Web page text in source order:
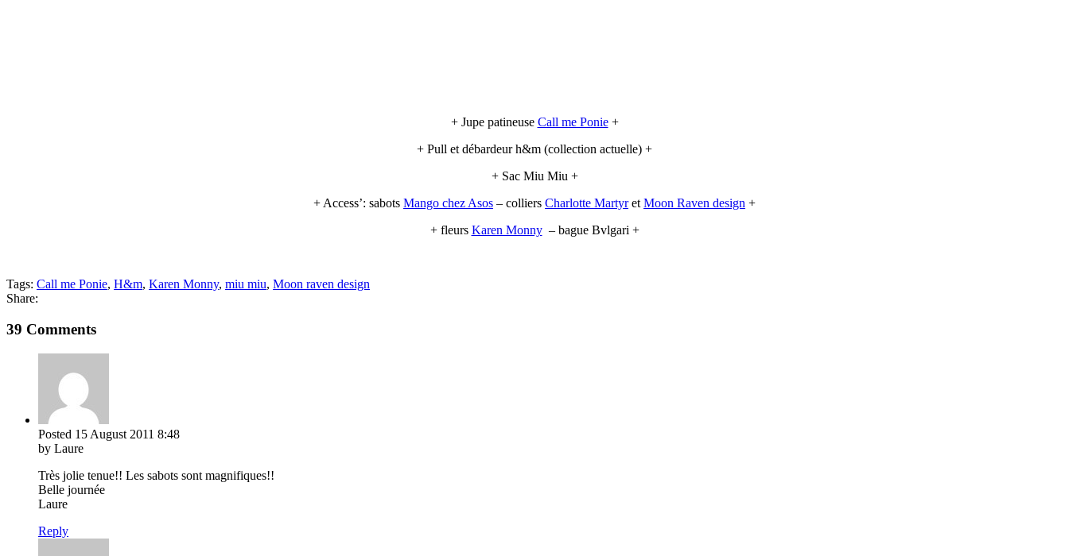
+ Jupe patineuse Call me Ponie+
+ Pull et débardeur h&m (collection actuelle) +
+ Sac Miu Miu +
+ Access’: sabots Mango chez Asos – colliers Charlotte Martyret Moon Raven design +
+ fleurs Karen Monny– bague Bvlgari +
Tags: Call me Ponie, H&m, Karen Monny, miu miu, Moon raven design
Share:
39 Comments
Posted 15 August 2011 8:48
by Laure
Très jolie tenue!! Les sabots sont magnifiques!!
Belle journée
Laure
Reply